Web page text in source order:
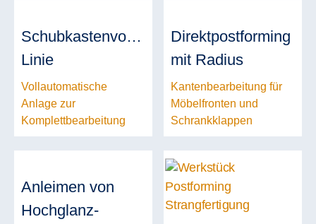
Schubkastenvorderstück-
Linie
Vollautomatische
Anlage zur
Komplettbearbeitung
Direktpostforming
mit Radius
Kantenbearbeitung für
Möbelfronten und
Schrankklappen
Anleimen von
Hochglanz-